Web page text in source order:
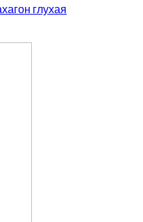
глухая